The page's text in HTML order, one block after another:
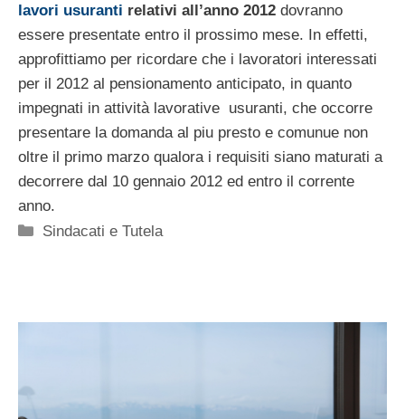
lavori usuranti relativi all’anno 2012 dovranno
essere presentate entro il prossimo mese. In effetti,
approfittiamo per ricordare che i lavoratori interessati
per il 2012 al pensionamento anticipato, in quanto
impegnati in attività lavorative usuranti, che occorre
presentare la domanda al piu presto e comunue non
oltre il primo marzo qualora i requisiti siano maturati a
decorrere dal 10 gennaio 2012 ed entro il corrente
anno.
Categorie
Sindacati e Tutela